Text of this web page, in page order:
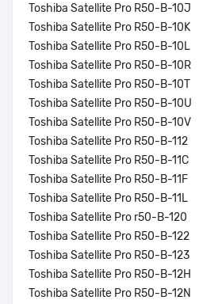
Toshiba Satellite Pro R50-B-10J
Toshiba Satellite Pro R50-B-10K
Toshiba Satellite Pro R50-B-10L
Toshiba Satellite Pro R50-B-10R
Toshiba Satellite Pro R50-B-10T
Toshiba Satellite Pro R50-B-10U
Toshiba Satellite Pro R50-B-10V
Toshiba Satellite Pro R50-B-112
Toshiba Satellite Pro R50-B-11C
Toshiba Satellite Pro R50-B-11F
Toshiba Satellite Pro R50-B-11L
Toshiba Satellite Pro r50-B-120
Toshiba Satellite Pro R50-B-122
Toshiba Satellite Pro R50-B-123
Toshiba Satellite Pro R50-B-12H
Toshiba Satellite Pro R50-B-12N